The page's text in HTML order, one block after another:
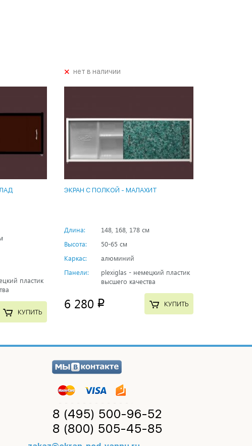
пластик
КУПИТЬ
+нет в наличии
ЭКРАН С ПОЛКОЙ - МАЛАХИТ
Длина:
148, 168, 178 см
Высота:
50-65 см
Каркас:
алюминий
Панели:
plexiglas - немецкий пластик
высшего качества
6 280 p КУПИТЬ
8 (495) 500-96-52
8 (800) 505-45-85